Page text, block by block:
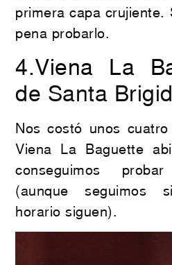
primera capa crujiente.
pena probarlo.
4.Viena La
de Santa
Nos costó unos
Viena La Baguette
conseguimos
(aunque seguimos
horario siguen).